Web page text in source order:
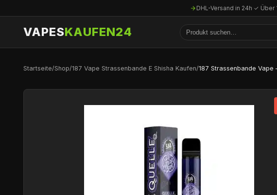
DHL-Versand in 24h·✓ Über
VAPESKAUFEN24
Startseite/Shop/187 Vape Strassenbande E Shisha Kaufen/187 Strassenbande Vape